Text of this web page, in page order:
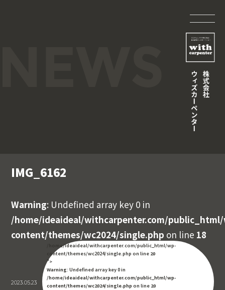
IMG_6162
Warning: Undefined array key 0 in
/home/ideaideal/withcarpenter.com/
content/themes/wc2024/single.php on line 18
2023.05.23
/home/ideaideal/withcarpenter.com/public_html/wp-
content/themes/wc2024/single.php on line 20
">
Warning: Undefined array key 0 in
/home/ideaideal/withcarpenter.com/public_html/wp-
content/themes/wc2024/single.php on line 20